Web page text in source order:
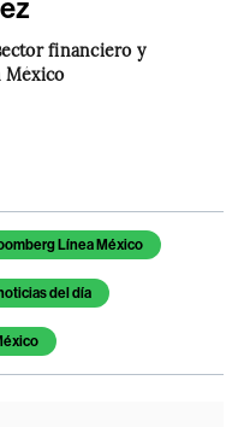
financiero y
México
Línea México
del día